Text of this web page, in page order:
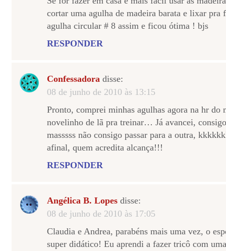
cortar uma agulha de madeira barata e lixar pra
agulha circular # 8 assim e ficou ótima ! bjs
RESPONDER
Confessadora disse:
08 de junho de 2010 às 13:15
Pronto, comprei minhas agulhas agora na hr do
novelinho de lã pra treinar… Já avancei,
masssss não consigo passar para a outra,
afinal, quem acredita alcança!!!
RESPONDER
Angélica B. Lopes disse:
08 de junho de 2010 às 17:05
Claudia e Andrea, parabéns mais uma vez, o
super didático! Eu aprendi a fazer tricô com